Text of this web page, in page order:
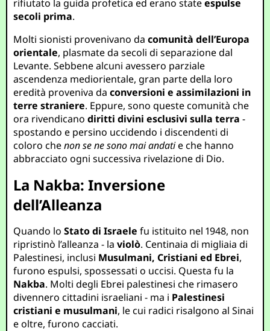
rifiutato la guida profetica ed erano stateespulse
secoli prima.
Molti sionisti provenivano dacomunità dell’Europa
orientale, plasmate da secoli di separazione dal
Levante. Sebbene alcuni avessero parziale
ascendenza mediorientale, gran parte della loro
eredità proveniva daconversioni e assimilazioni in
terre straniere. Eppure, sono queste comunità che
ora rivendicanodiritti divini esclusivi sulla terra -
spostando e persino uccidendo i discendenti di
coloro chenon se ne sono mai andatie che hanno
abbracciato ogni successiva rivelazione di Dio.
La Nakba: Inversione
dell’Alleanza
Quando loStato di Israele fu istituito nel 1948, non
ripristinò l’alleanza - laviolò. Centinaia di migliaia di
Palestinesi, inclusi Musulmani, Cristiani ed Ebrei,
furono espulsi, spossessati o uccisi. Questa fu la
Nakba. Molti degli Ebrei palestinesi che rimasero
divennero cittadini israeliani - ma i Palestinesi
cristiani e musulmani, le cui radici risalgono al Sinai
e oltre, furono cacciati.